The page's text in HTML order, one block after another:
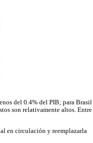
del 0.4% del PIB; para Brasil
son relativamente altos. Entre
en circulación y reemplazarla